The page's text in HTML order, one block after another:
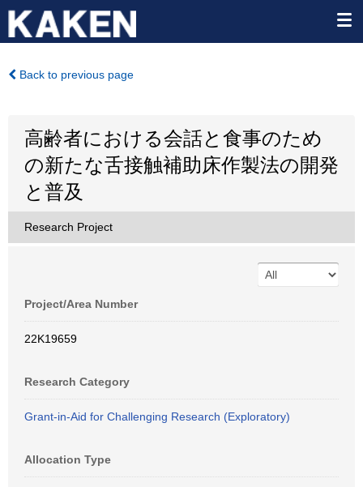
Back to previous page
高齢者における会話と食事のため
の新たな舌接触補助床作製法の開発
と普及
Research Project
Project/Area Number
22K19659
Research Category
Grant-in-Aid for Challenging Research (Exploratory)
Allocation Type